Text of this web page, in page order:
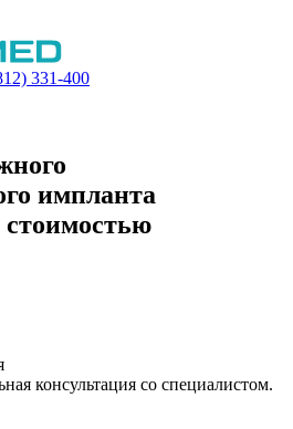
331-400
импланта
консультация со специалистом.